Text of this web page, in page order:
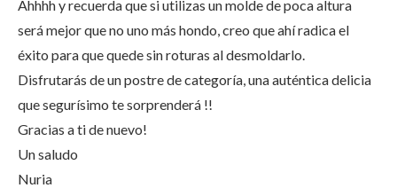
Ahhhh y recuerda que si utilizas un molde de poca altura
será mejor que no uno más hondo, creo que ahí radica el
éxito para que quede sin roturas al desmoldarlo.
Disfrutarás de un postre de categoría, una auténtica delicia
que segurísimo te sorprenderá !!
Gracias a ti de nuevo!
Un saludo
Nuria